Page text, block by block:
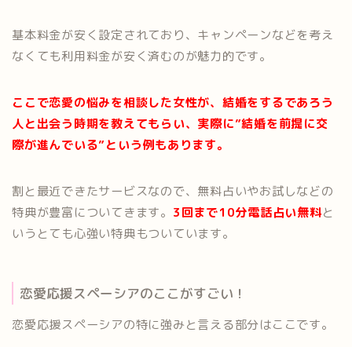
基本料金が安く設定されており、キャンペーンなどを考え
なくても利用料金が安く済むのが魅力的です。
ここで恋愛の悩みを相談した女性が、結婚をするであろう
人と出会う時期を教えてもらい、実際に”結婚を前提に交
際が進んでいる”という例もあります。
割と最近できたサービスなので、無料占いやお試しなどの
特典が豊富についてきます。 3回まで10分電話占い無料と
いうとても心強い特典もついています。
恋愛応援スペーシアのここがすごい！
恋愛応援スペーシアの特に強みと言える部分はここです。